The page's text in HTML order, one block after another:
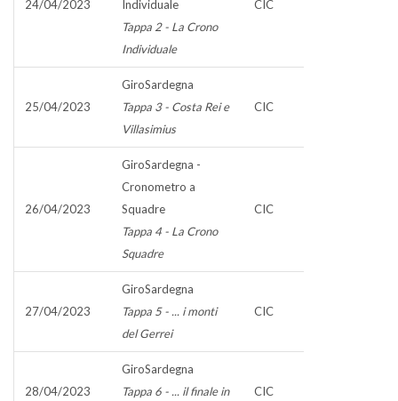
24/04/2023
Individuale
Tappa 2 - La Crono
Individuale
CIC
25/04/2023
GiroSardegna
Tappa 3 - Costa Rei e
Villasimius
CIC
26/04/2023
GiroSardegna -
Cronometro a
Squadre
Tappa 4 - La Crono
Squadre
CIC
27/04/2023
GiroSardegna
Tappa 5 - ... i monti
del Gerrei
CIC
28/04/2023
GiroSardegna
Tappa 6 - ... il finale in
CIC